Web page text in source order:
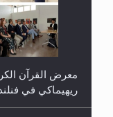
معرض القرآن
ريهيماكي في